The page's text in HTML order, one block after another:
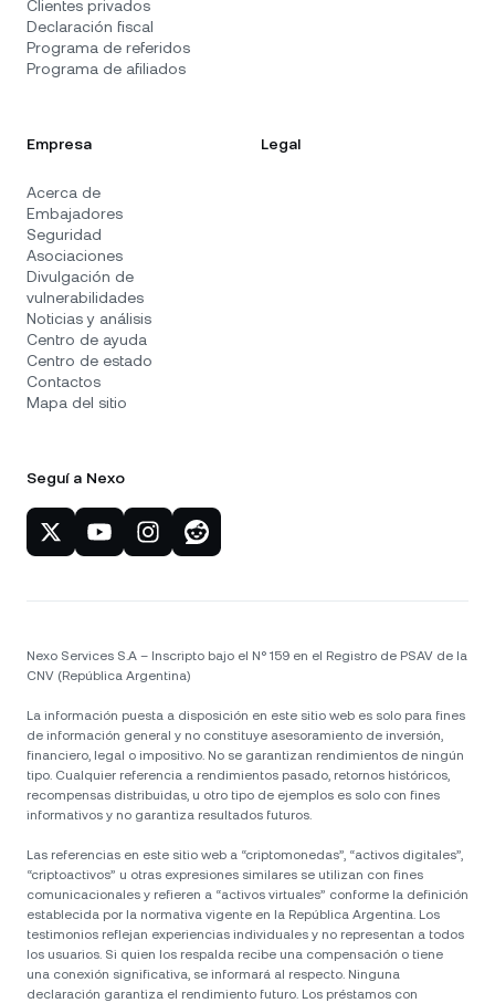
Clientes privados
Declaración fiscal
Programa de referidos
Programa de afiliados
Empresa
Acerca de
Embajadores
Seguridad
Asociaciones
Divulgación de
vulnerabilidades
Noticias y análisis
Centro de ayuda
Centro de estado
Contactos
Mapa del sitio
Legal
Seguí a Nexo
Nexo Services S.A – Inscripto bajo el N° 159 en el Registro de PSAV de la
CNV (República Argentina)
La información puesta a disposición en este sitio web es solo para fines
de información general y no constituye asesoramiento de inversión,
financiero, legal o impositivo. No se garantizan rendimientos de ningún
tipo. Cualquier referencia a rendimientos pasado, retornos históricos,
recompensas distribuidas, u otro tipo de ejemplos es solo con fines
informativos y no garantiza resultados futuros.
Las referencias en este sitio web a “criptomonedas”, “activos digitales”,
“criptoactivos” u otras expresiones similares se utilizan con fines
comunicacionales y refieren a “activos virtuales” conforme la definición
establecida por la normativa vigente en la República Argentina. Los
testimonios reflejan experiencias individuales y no representan a todos
los usuarios. Si quien los respalda recibe una compensación o tiene
una conexión significativa, se informará al respecto. Ninguna
declaración garantiza el rendimiento futuro. Los préstamos con